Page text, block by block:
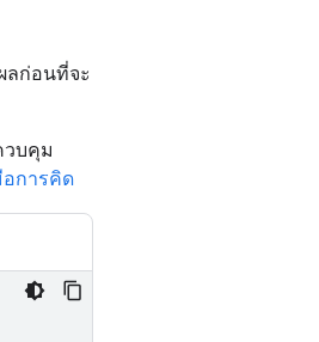
ลก่อนที่จะ
วบคุม
การคิด